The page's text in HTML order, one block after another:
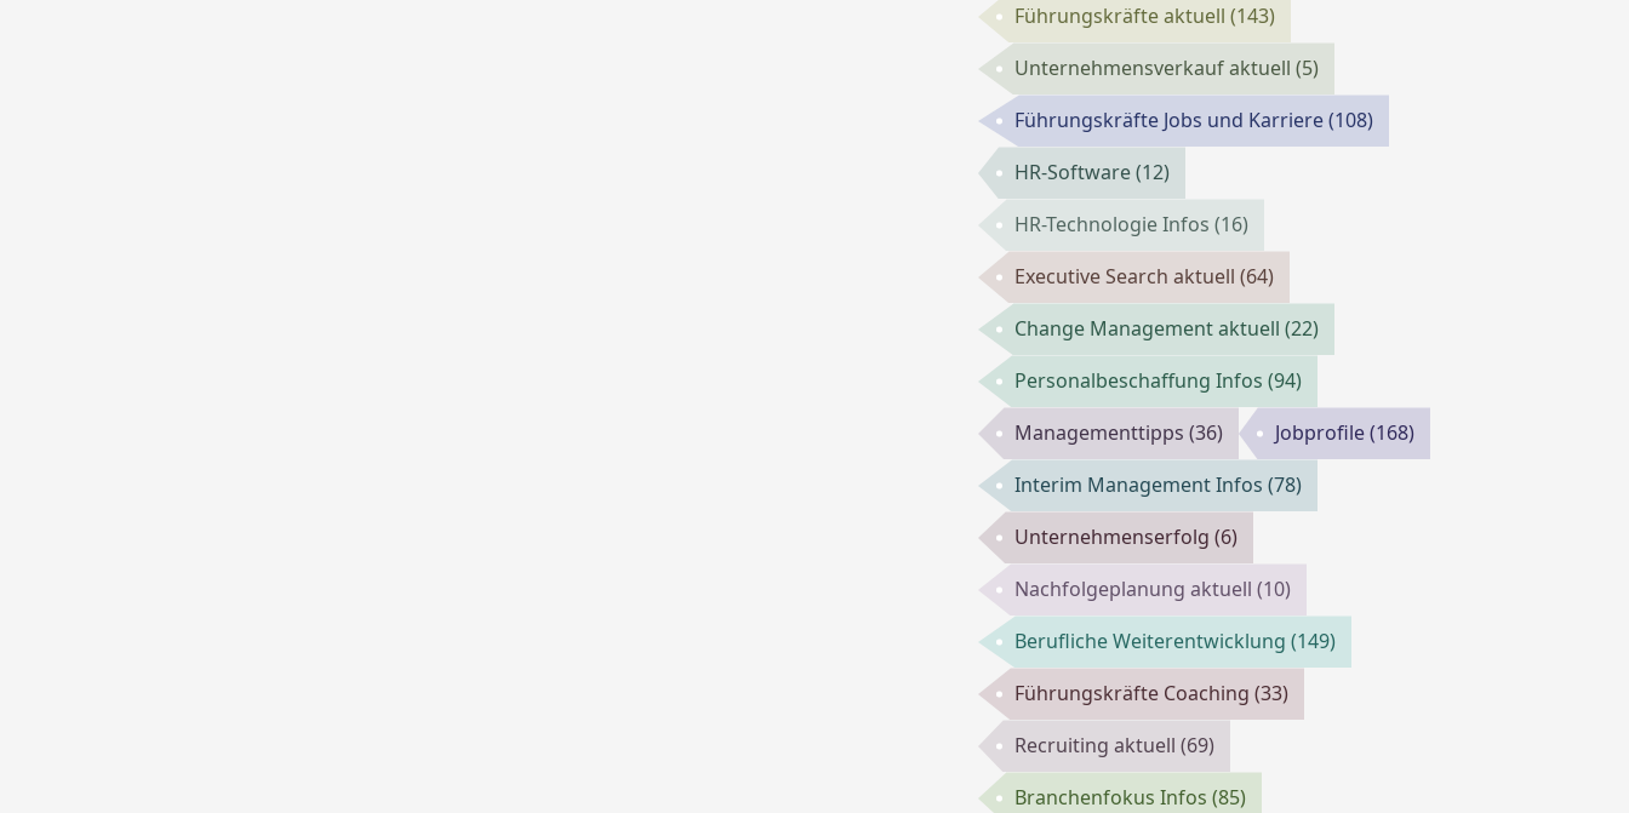
Führungskräfte aktuell (143)
Unternehmensverkauf aktuell (5)
Führungskräfte Jobs und Karriere(108)
HR-Software(12)
HR-Technologie Infos (16)
Executive Search aktuell (64)
Change Management aktuell (22)
Personalbeschaffung Infos (94)
Managementtipps (36) Jobprofile(168)
Interim Management Infos (78)
Unternehmenserfolg (6)
Nachfolgeplanung aktuell (10)
Berufliche Weiterentwicklung (149)
Führungskräfte Coaching (33)
Recruiting aktuell (69)
Branchenfokus Infos (85)